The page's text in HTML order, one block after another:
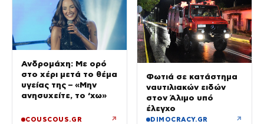
Ανδρομάχη: Με ορό
στο χέρι μετά το θέμα
υγείας της – «Μην
ανησυχείτε, το ‘χω»
COUSCOUS.GR ↗
Φωτιά σε κατάστημα
ναυτιλιακών ειδών
στον Άλιμο υπό
έλεγχο
DIMOCRACY.GR ↗